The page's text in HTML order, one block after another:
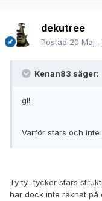
dekutree
Postad 20 Maj ,
Kenan83 säger:
gl!
Varför stars och inte
Ty ty.. tycker stars
har dock inte räknat på